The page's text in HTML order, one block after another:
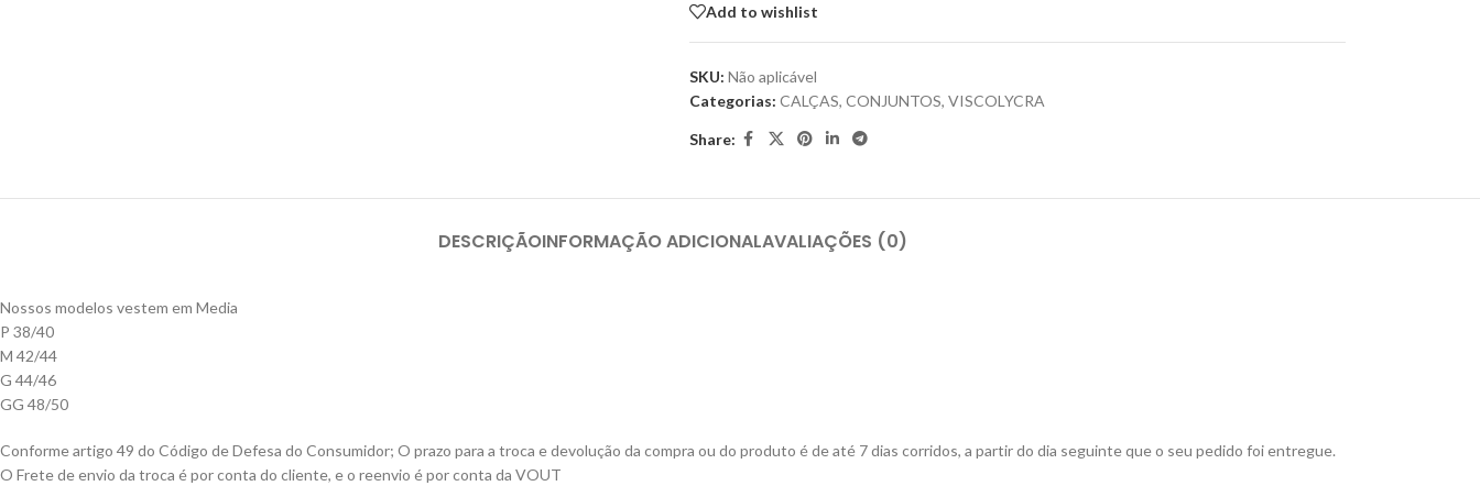
Add to wishlist
SKU: Não aplicável
Categorias: CALÇAS, CONJUNTOS, VISCOLYCRA
Share:
DESCRIÇÃOINFORMAÇÃO ADICIONALAVALIAÇÕES (0)
Nossos modelos vestem em Media
P 38/40
M 42/44
G 44/46
GG 48/50
Conforme artigo 49 do Código de Defesa do Consumidor; O prazo para a troca e devolução da compra ou do produto é de até 7 dias corridos, a partir do dia seguinte que o seu pedido foi entregue.
O Frete de envio da troca é por conta do cliente, e o reenvio é por conta da VOUT